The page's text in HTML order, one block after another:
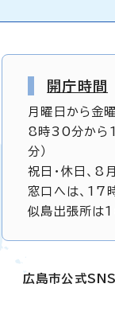
開庁時間
月曜日から金
8時30分から
分）
祝日・休日、
窓口へは、17
似島出張所は
広島市公式